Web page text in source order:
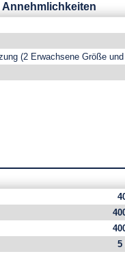
(2 Erwachsene Größe
5